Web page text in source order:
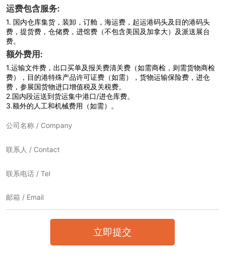
运费包含服务:
1. 国内仓库集货，装卸，订舱，海运费，起运港码头及目的港码头
费，提货费，仓储费，进馆费（不包含美国及加拿大）及派送展台
费。
额外费用:
1.运输文件费，出口买单及报关费清关费（如需商检，则需货物商检
费），目的港特殊产品许可证费（如需），货物运输保险费，进仓
费，参展国货物进口增值税及关税费。
2.国内段运送到货运集中港口/进仓库费。
3.额外的人工和机械费用（如需）。
立即提交